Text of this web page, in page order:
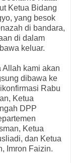
Ketua Bidang
yang besok
di bandara,
di dalam
keluar.
Allah kami akan
dibawa ke
Rabu
Ketua
DPP
Ketua
dan Ketua
Imron Faizin.